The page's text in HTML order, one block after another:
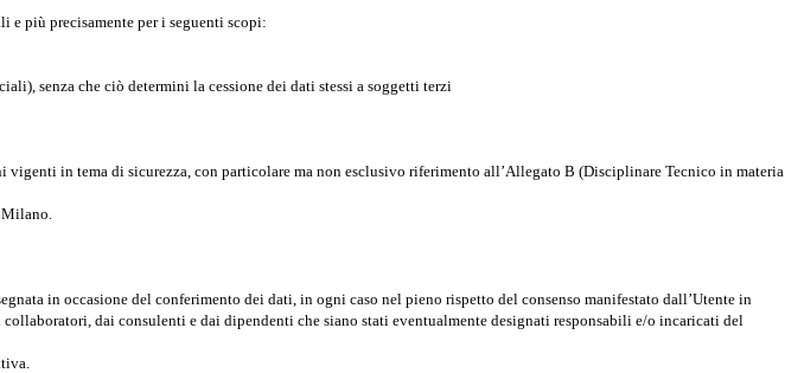
e più precisamente per i seguenti scopi:
senza che ciò determini la cessione dei dati stessi a soggetti terzi
in tema di sicurezza, con particolare ma non esclusivo riferimento all’Allegato B (Disciplinare Tecnico in materia
in occasione del conferimento dei dati, in ogni caso nel pieno rispetto del consenso manifestato dall’Utente in
dai consulenti e dai dipendenti che siano stati eventualmente designati responsabili e/o incaricati del